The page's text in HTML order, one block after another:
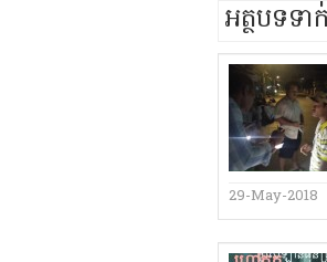
អត្ថបទទ
29-May-2018